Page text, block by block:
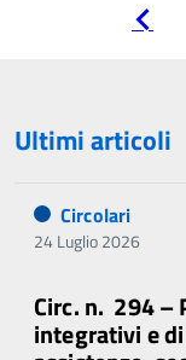
Ultimi articoli
Circolari
24 Luglio 2026
Circ. n. 294 –
integrativi e